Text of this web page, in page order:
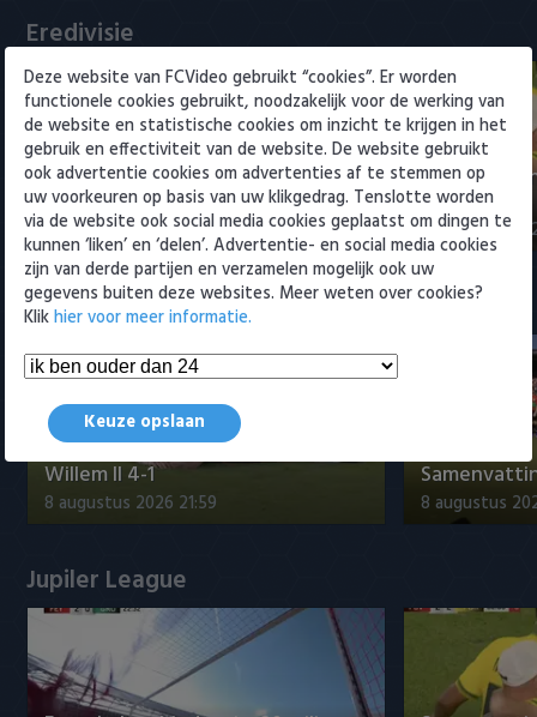
Eredivisie
Fenerbahçe biedt ruim 20 miljoen
op Feyenoord-spits Ueda
8 augustus 2026 23:52
Sittard 2-2
8 augustus
Samenvattingen Eredivisie
Samenvatting Go Ahead Eagles -
Willem II 4-1
8 augustus 2026 21:59 8 augustus
Jupiler League
Deze website van FCVideo gebruikt “cookies”. Er worden
functionele cookies gebruikt, noodzakelijk voor de werking van
de website en statistische cookies om inzicht te krijgen in het
gebruik en effectiviteit van de website. De website gebruikt
ook advertentie cookies om advertenties af te stemmen op
uw voorkeuren op basis van uw klikgedrag. Tenslotte worden
via de website ook social media cookies geplaatst om dingen te
kunnen ‘liken’ en ‘delen’. Advertentie- en social media cookies
zijn van derde partijen en verzamelen mogelijk ook uw
gegevens buiten deze websites. Meer weten over cookies?
Klikhier voor meer informatie.
Keuze opslaan